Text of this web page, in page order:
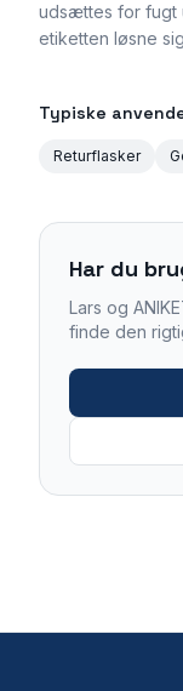
udsættes for fugt
etiketten løsne
Typiske
Returflasker
Har du
Lars og
finde den